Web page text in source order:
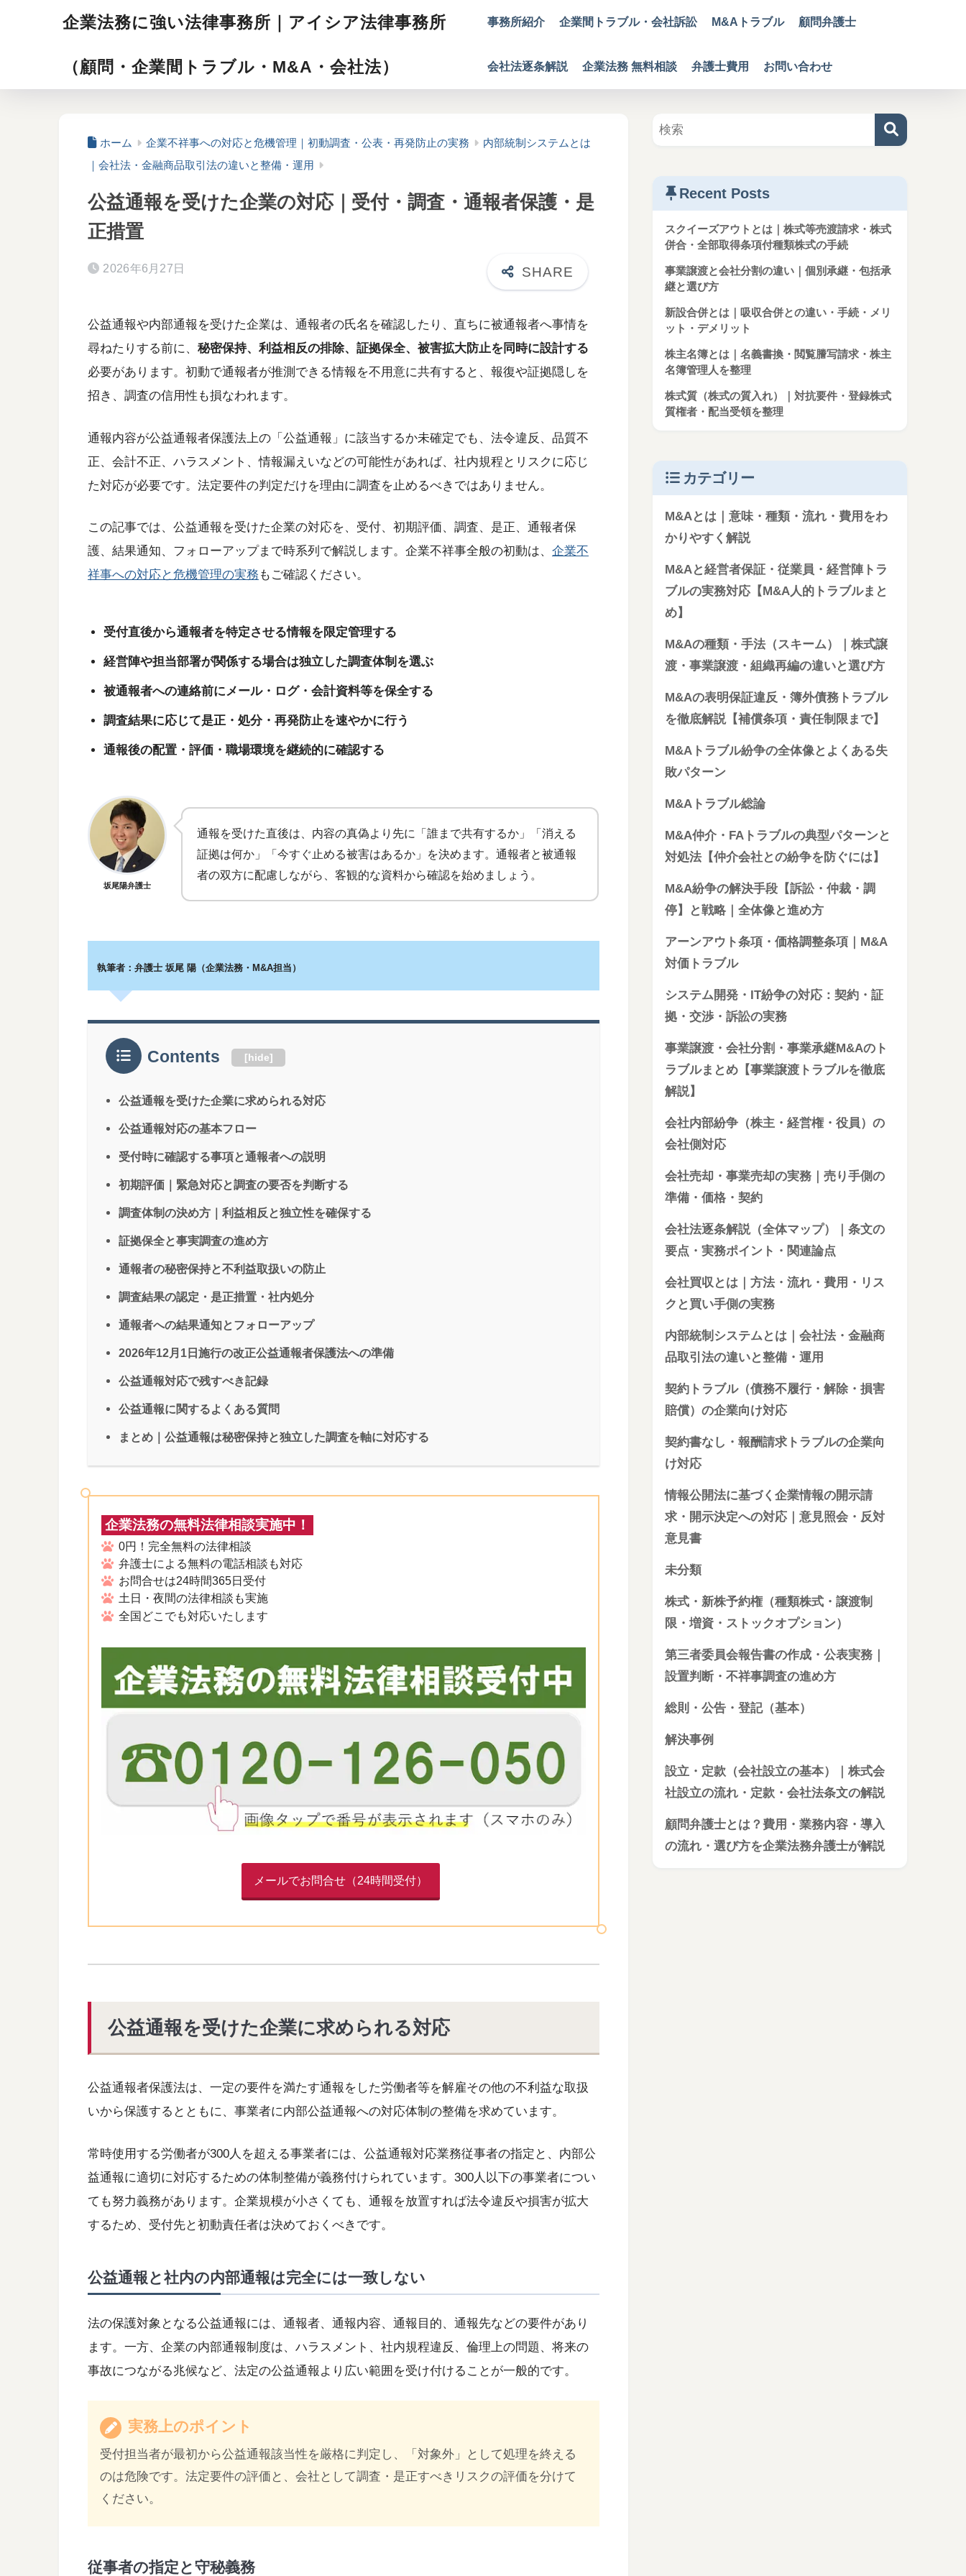
企業法務に強い法律事務所｜アイシア法律事務所
（顧問・企業間トラブル・M&A・会社法）
事務所紹介 企業間トラブル・会社訴訟 M&Aトラブル 顧問弁護士
会社法逐条解説 企業法務 無料相談 弁護士費用 お問い合わせ
ホーム 企業不祥事への対応と危機管理｜初動調査・公表・再発防止の実務
内部統制システムとは
｜会社法・金融商品取引法の違いと整備・運用
公益通報を受けた企業の対応｜受付・調査・通報者保護・是
正措置
2026年6月27日
公益通報や内部通報を受けた企業は、通報者の氏名を確認したり、直ちに被通報者へ事情を
尋ねたりする前に、 秘密保持、利益相反の排除、証拠保全、被害拡大防止を同時に設計する
必要があります。初動で通報者が推測できる情報を不用意に共有すると、報復や証拠隠しを
招き、調査の信用性も損なわれます。
通報内容が公益通報者保護法上の「公益通報」に該当するか未確定でも、法令違反、品質不
正、会計不正、ハラスメント、情報漏えいなどの可能性があれば、社内規程とリスクに応じ
た対応が必要です。法定要件の判定だけを理由に調査を止めるべきではありません。
この記事では、公益通報を受けた企業の対応を、受付、初期評価、調査、是正、通報者保
護、結果通知、フォローアップまで時系列で解説します。企業不祥事全般の初動は、 企業不
祥事への対応と危機管理の実務 もご確認ください。
受付直後から通報者を特定させる情報を限定管理する
経営陣や担当部署が関係する場合は独立した調査体制を選ぶ
被通報者への連絡前にメール・ログ・会計資料等を保全する
調査結果に応じて是正・処分・再発防止を速やかに行う
通報後の配置・評価・職場環境を継続的に確認する
坂尾陽弁護士
通報を受けた直後は、内容の真偽より先に「誰まで共有するか」「消える
証拠は何か」「今すぐ止める被害はあるか」を決めます。通報者と被通報
者の双方に配慮しながら、客観的な資料から確認を始めましょう。
執筆者：弁護士 坂尾 陽（企業法務・M&A担当）
Contents [hide]
公益通報を受けた企業に求められる対応
公益通報対応の基本フロー
受付時に確認する事項と通報者への説明
初期評価｜緊急対応と調査の要否を判断する
調査体制の決め方｜利益相反と独立性を確保する
証拠保全と事実調査の進め方
通報者の秘密保持と不利益取扱いの防止
調査結果の認定・是正措置・社内処分
通報者への結果通知とフォローアップ
2026年12月1日施行の改正公益通報者保護法への準備
公益通報対応で残すべき記録
公益通報に関するよくある質問
まとめ｜公益通報は秘密保持と独立した調査を軸に対応する
企業法務の無料法律相談実施中！
0円！完全無料の法律相談
弁護士による無料の電話相談も対応
お問合せは24時間365日受付
土日・夜間の法律相談も実施
全国どこでも対応いたします
メールでお問合せ（24時間受付）
公益通報を受けた企業に求められる対応
公益通報者保護法は、一定の要件を満たす通報をした労働者等を解雇その他の不利益な取扱
いから保護するとともに、事業者に内部公益通報への対応体制の整備を求めています。
常時使用する労働者が300人を超える事業者には、公益通報対応業務従事者の指定と、内部公
益通報に適切に対応するための体制整備が義務付けられています。300人以下の事業者につい
ても努力義務があります。企業規模が小さくても、通報を放置すれば法令違反や損害が拡大
するため、受付先と初動責任者は決めておくべきです。
公益通報と社内の内部通報は完全には一致しない
法の保護対象となる公益通報には、通報者、通報内容、通報目的、通報先などの要件があり
ます。一方、企業の内部通報制度は、ハラスメント、社内規程違反、倫理上の問題、将来の
事故につながる兆候など、法定の公益通報より広い範囲を受け付けることが一般的です。
実務上のポイント
受付担当者が最初から公益通報該当性を厳格に判定し、「対象外」として処理を終える
のは危険です。法定要件の評価と、会社として調査・是正すべきリスクの評価を分けて
ください。
従事者の指定と守秘義務
Recent Posts
スクイーズアウトとは｜株式等売渡請求・株式
併合・全部取得条項付種類株式の手続
事業譲渡と会社分割の違い｜個別承継・包括承
継と選び方
新設合併とは｜吸収合併との違い・手続・メリ
ット・デメリット
株主名簿とは｜名義書換・閲覧謄写請求・株主
名簿管理人を整理
株式質（株式の質入れ）｜対抗要件・登録株式
質権者・配当受領を整理
カテゴリー
M&Aとは｜意味・種類・流れ・費用をわ
かりやすく解説
M&Aと経営者保証・従業員・経営陣トラ
ブルの実務対応【M&A人的トラブルまと
め】
M&Aの種類・手法（スキーム）｜株式譲
渡・事業譲渡・組織再編の違いと選び方
M&Aの表明保証違反・簿外債務トラブル
を徹底解説【補償条項・責任制限まで】
M&Aトラブル紛争の全体像とよくある失
敗パターン
M&Aトラブル総論
M&A仲介・FAトラブルの典型パターンと
対処法【仲介会社との紛争を防ぐには】
M&A紛争の解決手段【訴訟・仲裁・調
停】と戦略｜全体像と進め方
アーンアウト条項・価格調整条項｜M&A
対価トラブル
システム開発・IT紛争の対応：契約・証
拠・交渉・訴訟の実務
事業譲渡・会社分割・事業承継M&Aのト
ラブルまとめ【事業譲渡トラブルを徹底
解説】
会社内部紛争（株主・経営権・役員）の
会社側対応
会社売却・事業売却の実務｜売り手側の
準備・価格・契約
会社法逐条解説（全体マップ）｜条文の
要点・実務ポイント・関連論点
会社買収とは｜方法・流れ・費用・リス
クと買い手側の実務
内部統制システムとは｜会社法・金融商
品取引法の違いと整備・運用
契約トラブル（債務不履行・解除・損害
賠償）の企業向け対応
契約書なし・報酬請求トラブルの企業向
け対応
情報公開法に基づく企業情報の開示請
求・開示決定への対応｜意見照会・反対
意見書
未分類
株式・新株予約権（種類株式・譲渡制
限・増資・ストックオプション）
第三者委員会報告書の作成・公表実務｜
設置判断・不祥事調査の進め方
総則・公告・登記（基本）
解決事例
設立・定款（会社設立の基本）｜株式会
社設立の流れ・定款・会社法条文の解説
顧問弁護士とは？費用・業務内容・導入
の流れ・選び方を企業法務弁護士が解説